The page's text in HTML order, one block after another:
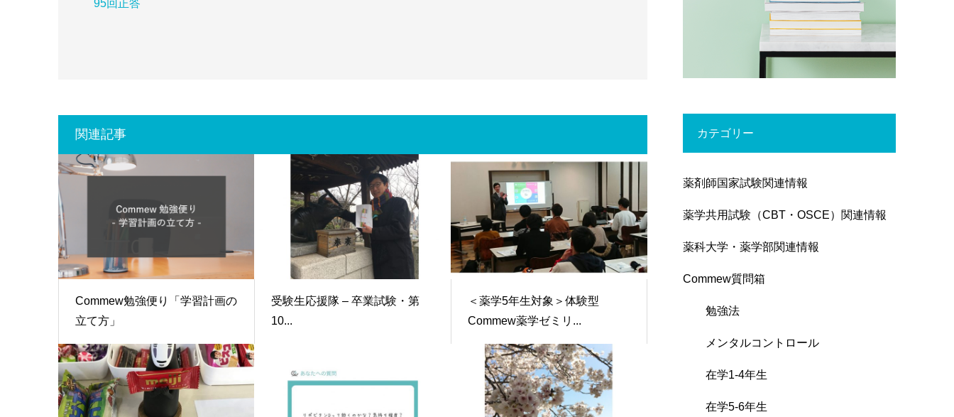
95回正答
関連記事
Commew勉強便り「学習計画の
立て方」
受験生応援隊 – 卒業試験・第
10...
＜薬学5年生対象＞体験型
Commew薬学ゼミリ...
カテゴリー
薬剤師国家試験関連情報
薬学共用試験（CBT・OSCE）関連情報
薬科大学・薬学部関連情報
Commew質問箱
勉強法
メンタルコントロール
在学1-4年生
在学5-6年生